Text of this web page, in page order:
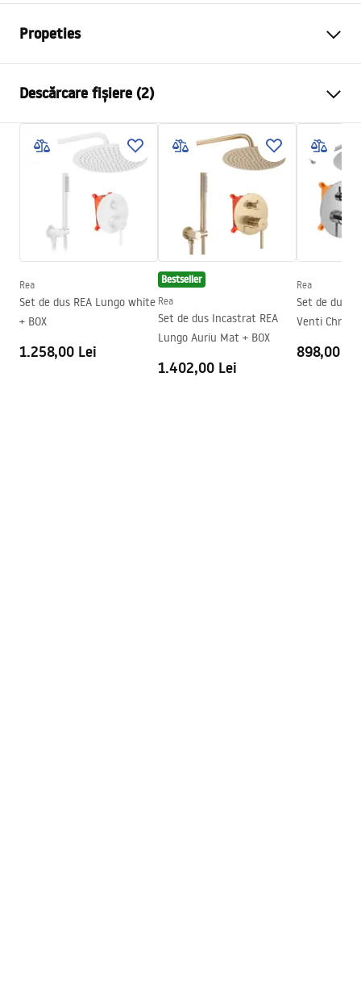
Propeties
Culoare
Tip cabina
Walk-in
Culoare sticla
Transparent 8mm
Flexi
de cada sau de podea
Inaltime (mm)
1950
mm
Universal
Garantie
24 luni
Acoperire Easy Clean
Da , pe o parte a geamului
Descărcare fișiere (2)
Informații de siguranță
WARUNKI BEZPIECZENSTWA KABINY DRZWI
Instrucțiuni de montaj
Instrukcja_monta__u___cianki_Flexi.pdf
Rea
Set de dus REA Lungo white
+ BOX
1.258,00 Lei
Bestseller
Rea
Set de dus Incastrat REA
Lungo Auriu Mat + BOX
1.402,00 Lei
Rea
Set de dus
898,00